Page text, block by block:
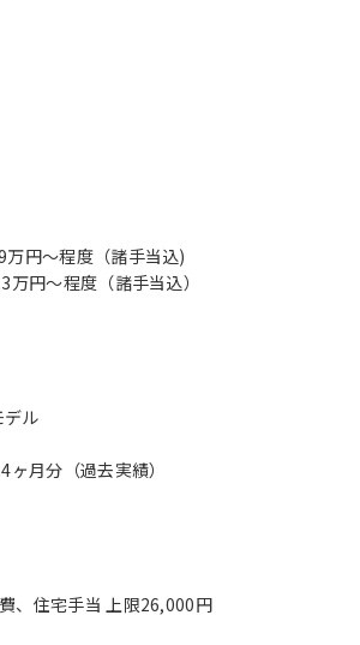
万円〜程度（諸手当込)
万円〜程度（諸手当込）
ル
月分（過去実績）
、住宅手当 上限26,000円